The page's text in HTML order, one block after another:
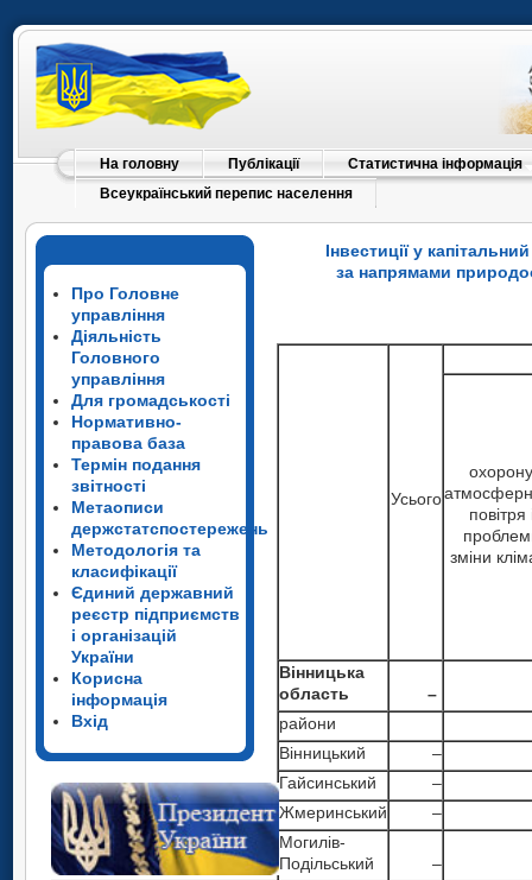
На головну Публікації
Статистична інформація
Всеукраїнський перепис населення
Про Головне
управління
Діяльність
Головного
управління
Для громадськості
Нормативно-
правова база
Термін подання
звітності
Метаописи
держстатспостережень
Методологія та
класифікації
Єдиний державний
реєстр підприємств
і організацій
України
Корисна
інформація
Вхід
Інвестиції у
за напрямами
Усього
охорону
повітря
зміни
Вінницька
область
–
райони
Вінницький
–
Гайсинський
–
Жмеринський
–
Могилів-
Подільський
–